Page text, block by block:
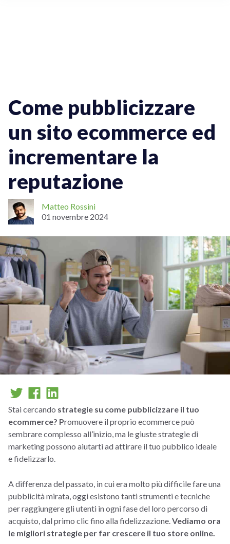
Come pubblicizzare
un sito ecommerce ed
incrementare la
reputazione
Matteo Rossini
01 novembre 2024
Stai cercando strategie su come pubblicizzare il tuo
ecommerce? Promuovere il proprio ecommerce può
sembrare complesso all’inizio, ma le giuste strategie di
marketing possono aiutarti ad attirare il tuo pubblico ideale
e fidelizzarlo.
A differenza del passato, in cui era molto più difficile fare una
pubblicità mirata, oggi esistono tanti strumenti e tecniche
per raggiungere gli utenti in ogni fase del loro percorso di
acquisto, dal primo clic fino alla fidelizzazione. Vediamo ora
le migliori strategie per far crescere il tuo store online.